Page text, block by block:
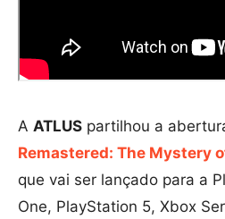
A ATLUS partilhou a
Remastered: The Mystery
que vai ser lançado para a
One, PlayStation 5, Xbox